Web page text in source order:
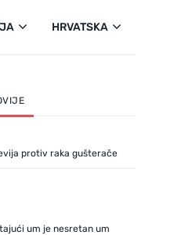
HRVATSKA
protiv raka gušterače
um je nesretan um